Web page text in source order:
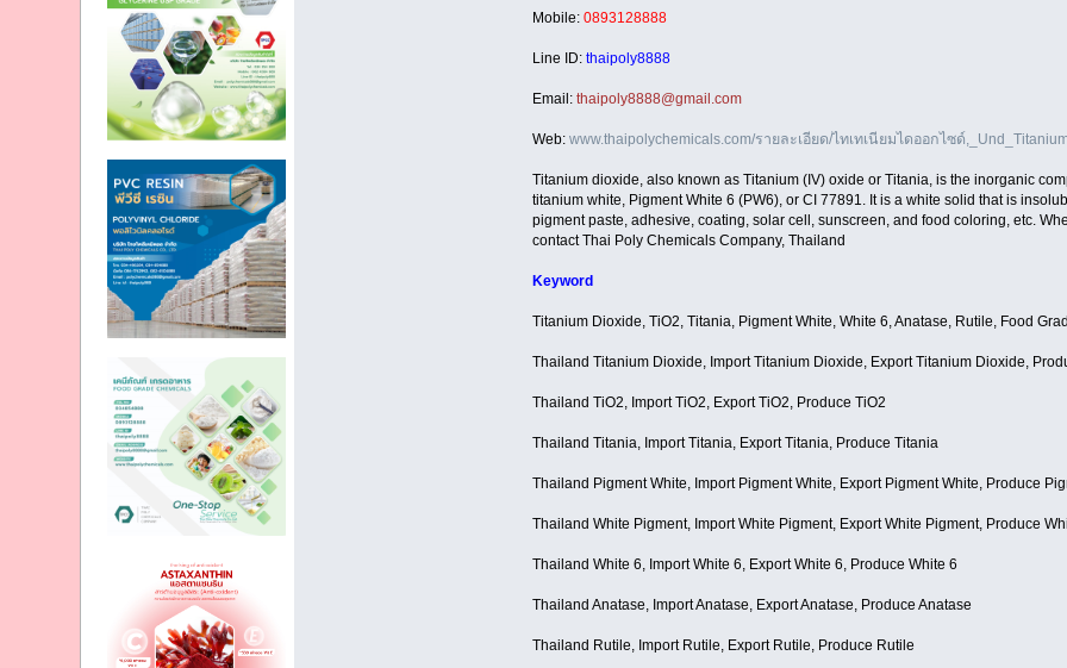
Mobile: 0893128888
Line ID:thaipoly8888
Email:thaipoly8888@gmail.com
Web: www.thaipolychemicals.com/รายละเอียด/ไทเทเนียมไดออกไซด์
Titanium dioxide, also known as Titanium (IV) oxide or Titania, is the inorganic
titanium white, Pigment White 6 (PW6), or CI 77891. It is a white solid that is
pigment paste, adhesive, coating, solar cell, sunscreen, and food coloring, etc.
contact Thai Poly Chemicals Company, Thailand
Keyword
Titanium Dioxide, TiO2, Titania, Pigment White, White 6, Anatase, Rutile, Food
Thailand Titanium Dioxide, Import Titanium Dioxide, Export Titanium Dioxide,
Thailand TiO2, Import TiO2, Export TiO2, Produce TiO2
Thailand Titania, Import Titania, Export Titania, Produce Titania
Thailand Pigment White, Import Pigment White, Export Pigment White, Produce
Thailand White Pigment, Import White Pigment, Export White Pigment, Produce
Thailand White 6, Import White 6, Export White 6, Produce White 6
Thailand Anatase, Import Anatase, Export Anatase, Produce Anatase
Thailand Rutile, Import Rutile, Export Rutile, Produce Rutile